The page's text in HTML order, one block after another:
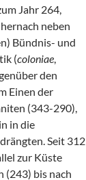
Jahr 264,
neben
Bündnis- und
(coloniae,
den
Einen der
(343-290),
in die
Seit 312
zur Küste
(243) bis nach